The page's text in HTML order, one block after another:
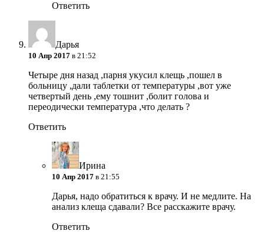
Ответить
Дарья
10 Апр 2017 в 21:52
Четыре дня назад ,парня укусил клещь ,пошел в
больницу ,дали таблетки от температуры ,вот уже
четвертый день ,ему тошнит ,болит голова и
переодически температура ,что делать ?
Ответить
Ирина
10 Апр 2017 в 21:55
Дарья, надо обратиться к врачу. И не медлите. На
анализ клеща сдавали? Все расскажите врачу.
Ответить